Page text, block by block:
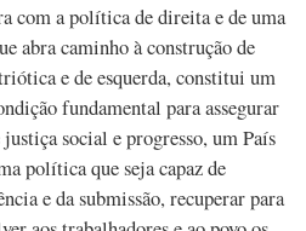
com a política de direita e de uma
abra caminho à construção de
e de esquerda, constitui um
fundamental para assegurar
social e progresso, um País
política que seja capaz de
e da submissão, recuperar para